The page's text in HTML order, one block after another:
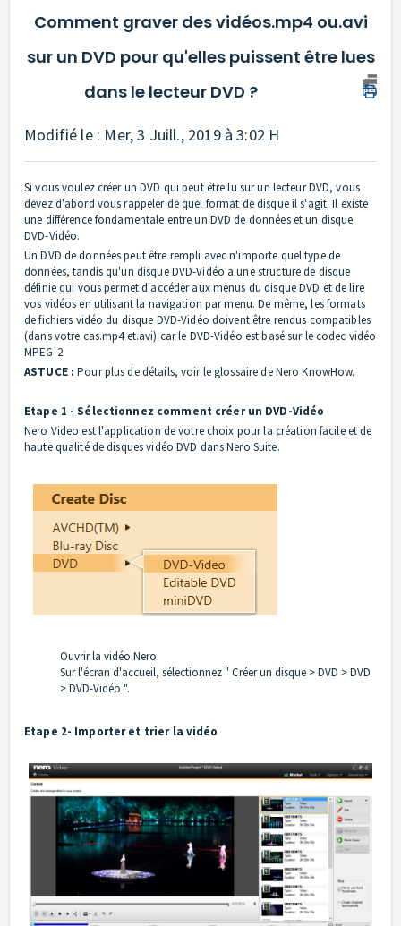
Comment graver des vidéos.mp4 ou.avi
sur un DVD pour qu'elles puissent être lues
dans le lecteur DVD ?
Modifié le : Mer, 3 Juill., 2019 à 3:02 H
Si vous voulez créer un DVD qui peut être lu sur un lecteur DVD, vous
devez d'abord vous rappeler de quel format de disque il s'agit. Il existe
une différence fondamentale entre un DVD de données et un disque
DVD-Vidéo.
Un DVD de données peut être rempli avec n'importe quel type de
données, tandis qu'un disque DVD-Vidéo a une structure de disque
définie qui vous permet d'accéder aux menus du disque DVD et de lire
vos vidéos en utilisant la navigation par menu. De même, les formats
de fichiers vidéo du disque DVD-Vidéo doivent être rendus compatibles
(dans votre cas.mp4 et.avi) car le DVD-Vidéo est basé sur le codec vidéo
MPEG-2.
ASTUCE :Pour plus de détails, voir le glossaire de Nero KnowHow.
Etape 1 - Sélectionnez comment créer un DVD-Vidéo
Nero Video est l'application de votre choix pour la création facile et de
haute qualité de disques vidéo DVD dans Nero Suite.
Ouvrir la vidéo Nero
Sur l'écran d'accueil, sélectionnez " Créer un disque > DVD > DVD
> DVD-Vidéo ".
Etape 2- Importer et trier la vidéo